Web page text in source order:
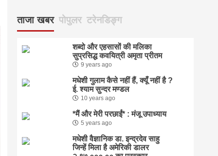
ताजा खबर पोपुलर टरेनडिङ्ग
शब्दो और एहसासों की मलिका
सुप्रसिद्ध कवयित्री अमृता प्रीतम
9 years ago
मधेशी गुलाम कैसे नहीं हैं, क्यूँ नहीं है ?
ई. श्याम सुन्दर मण्डल
10 years ago
*मैं और मेरी परछाईं* : मंजू उपाध्याय
5 years ago
मधेशी वैज्ञानिक डा. इन्द्रदेव साहु
जिन्हें मिला है अमेरिकी डालर